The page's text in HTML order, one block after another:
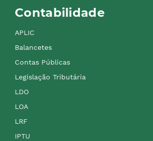
Contabilidade
APLIC
Balancetes
Contas Públicas
Legislação Tributária
LDO
LOA
LRF
IPTU